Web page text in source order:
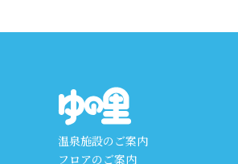
温泉施設のご案内
フロアのご案内